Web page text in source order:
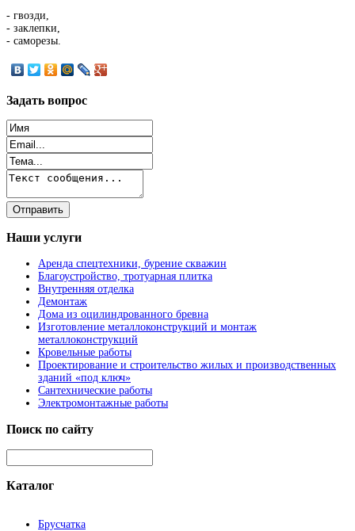
- гвозди,
- заклепки,
- саморезы.
Задать вопрос
Наши услуги
Аренда спецтехники, бурение скважин
Благоустройство, тротуарная плитка
Внутренняя отделка
Демонтаж
Дома из оцилиндрованного бревна
Изготовление металлоконструкций и монтаж
металлоконструкций
Кровельные работы
Проектирование и строительство жилых и производственных
зданий «под ключ»
Сантехнические работы
Электромонтажные работы
Поиск по сайту
Каталог
Брусчатка